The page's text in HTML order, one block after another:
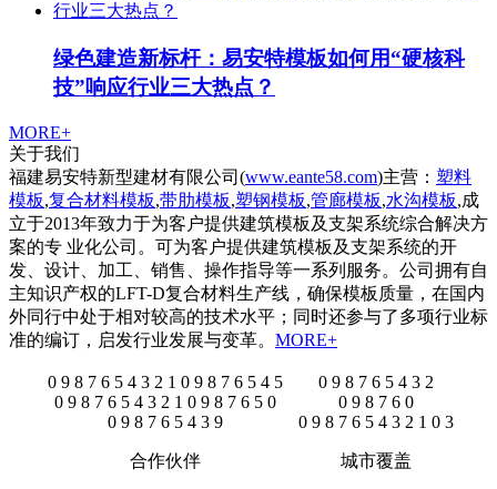
绿色建造新标杆：易安特模板如何用“硬核科
技”响应行业三大热点？
MORE+
关于我们
福建易安特新型建材有限公司(www.eante58.com)主营： 塑料
模板,复合材料模板,带肋模板,塑钢模板,管廊模板,水沟模板,成
立于2013年致力于为客户提供建筑模板及支架系统综合解决方
案的专 业化公司。可为客户提供建筑模板及支架系统的开
发、设计、加工、销售、操作指导等一系列服务。公司拥有自
主知识产权的LFT-D复合材料生产线，确保模板质量，在国内
外同行中处于相对较高的技术水平；同时还参与了多项行业标
准的编订，启发行业发展与变革。 MORE+
0 9 8 7 6 5 4 3 2 1 0 9 8 7 6 5 4 5
0 9 8 7 6 5 4 3 2 1 0 9 8 7 6 5 0
0 9 8 7 6 5 4 3 9
合作伙伴
0 9 8 7 6 5 4 3 2
0 9 8 7 6 0
0 9 8 7 6 5 4 3 2 1 0 3
城市覆盖